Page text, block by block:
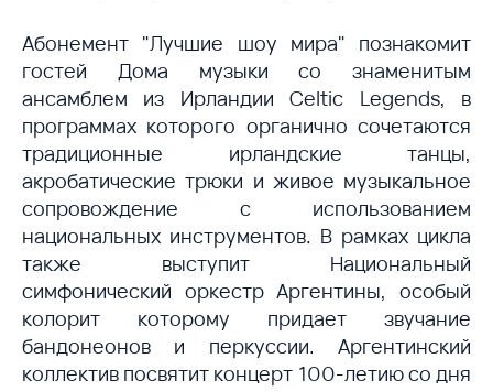
Абонемент "Лучшие шоу мира" познакомит
гостей Дома музыки со знаменитым
ансамблем из Ирландии Celtic Legends, в
программах которого органично сочетаются
традиционные ирландские танцы,
акробатические трюки и живое музыкальное
сопровождение с использованием
национальных инструментов. В рамках цикла
также выступит Национальный
симфонический оркестр Аргентины, особый
колорит которому придает звучание
бандонеонов и перкуссии. Аргентинский
коллектив посвятит концерт 100-летию со дня